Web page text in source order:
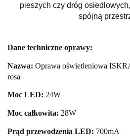
pieszych czy dróg
spójną
Dane techniczne oprawy:
Nazwa: Oprawa oświetleniowa
rosa
Moc LED: 24W
Moc całkowita: 28W
Prąd przewodzenia LED: 700mA